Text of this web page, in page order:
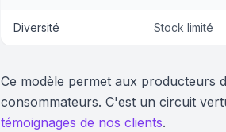
Diversité Stock limité
Ce modèle permet aux producteurs
consommateurs. C'est un circuit
témoignages de nos clients.